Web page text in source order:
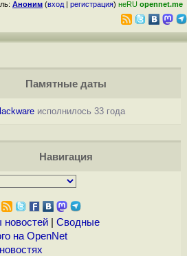
Аноним (вход | регистрация) неRU opennet.me
Памятные даты
исполнилось 33 года
Навигация
новостей| Сводные
на OpenNet